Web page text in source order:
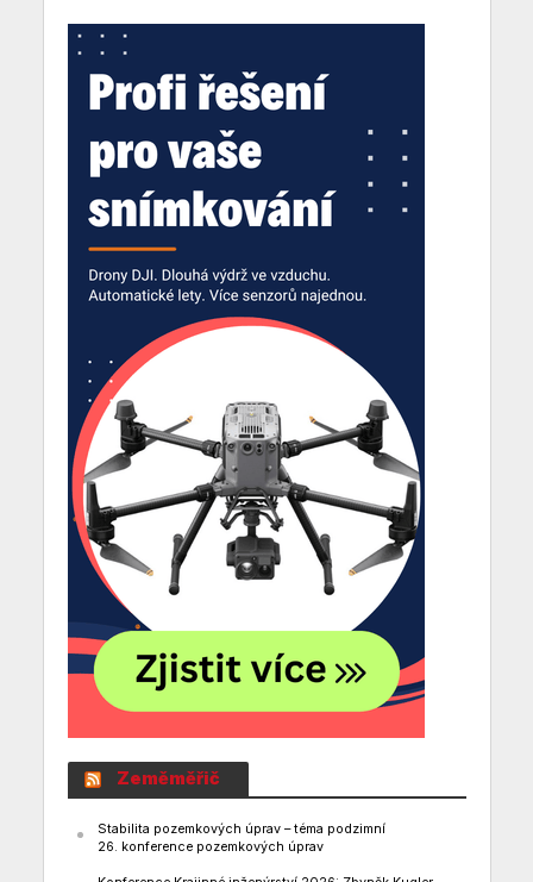
Zeměměřič
Stabilita pozemkových úprav – téma podzimní
26. konference pozemkových úprav